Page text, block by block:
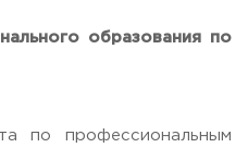
образования по
по профессиональным